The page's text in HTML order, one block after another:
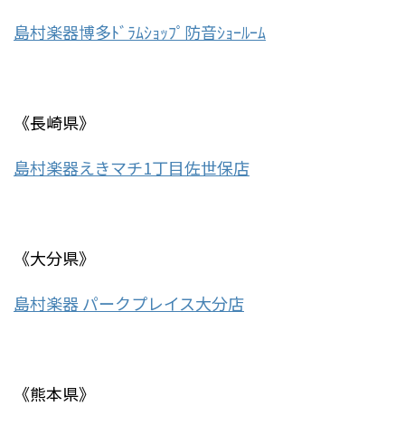
島村楽器博多ﾄﾞﾗﾑｼｮｯﾌﾟ防音ｼｮｰﾙｰﾑ
《長崎県》
島村楽器えきマチ1丁目佐世保店
《大分県》
島村楽器 パークプレイス大分店
《熊本県》